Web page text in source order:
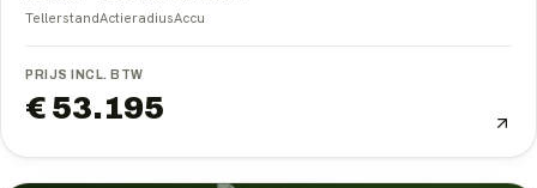
TellerstandActieradiusAccu
PRIJS INCL. BTW
€ 53.195